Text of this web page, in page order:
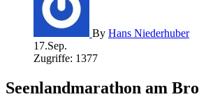
By Hans Niederhuber
17.Sep.
Zugriffe: 1377
Seenlandmarathon am